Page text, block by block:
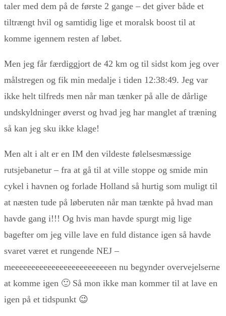
taler med dem på de første 2 gange – det giver både et
tiltrængt hvil og samtidig lige et moralsk boost til at
komme igennem resten af løbet.
Men jeg får færdiggjort de 42 km og til sidst kom jeg over
målstregen og fik min medalje i tiden 12:38:49. Jeg var
ikke helt tilfreds men når man tænker på alle de dårlige
undskyldninger øverst og hvad jeg har manglet af træning
så kan jeg sku ikke klage!
Men alt i alt er en IM den vildeste følelsesmæssige
rutsjebanetur – fra at gå til at ville stoppe og smide min
cykel i havnen og forlade Holland så hurtig som muligt til
at næsten tude på løberuten når man tænkte på hvad man
havde gang i!!! Og hvis man havde spurgt mig lige
bagefter om jeg ville lave en fuld distance igen så havde
svaret været et rungende NEJ –
meeeeeeeeeeeeeeeeeeeeeeeeen nu begynder overvejelserne
at komme igen 🙂 Så mon ikke man kommer til at lave en
igen på et tidspunkt 😉